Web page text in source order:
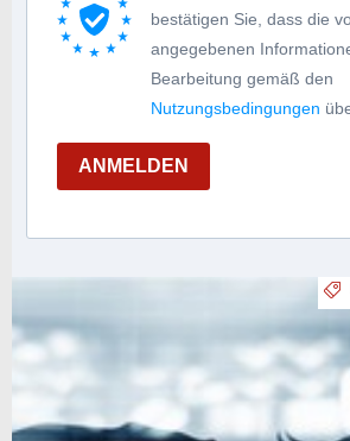
bestätigen Sie, dass die
angegebenen
Bearbeitung gemäß den
Nutzungsbedingungen
ANMELDEN